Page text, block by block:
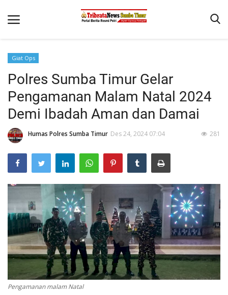
Beranda
Terms & Conditions
Reskrim
Binkam
Giat Ops
Polisi Kita
Mitra Polisi
Lantas
Jurnal Kamtibmas
Giat Ops
Polres Sumba Timur Gelar
Pengamanan Malam Natal 2024
Demi Ibadah Aman dan Damai
Humas Polres Sumba Timur Des 24, 2024 07:04 281
Pengamanan malam Natal